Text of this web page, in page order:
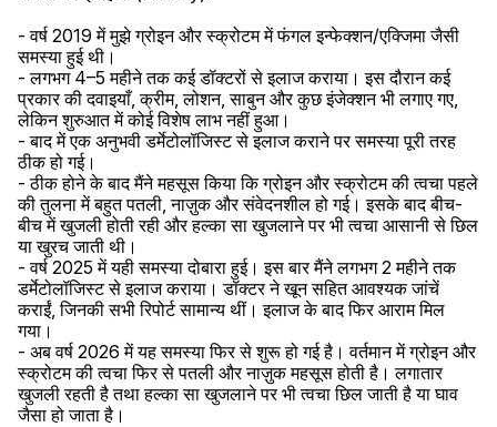
- वर्ष 2019 में मुझे ग्रोइन और स्क्रोटम में फंगल इन्फेक्शन/एक्जिमा जैसी
समस्या हुई थी।
- लगभग 4–5 महीने तक कई डॉक्टरों से इलाज कराया। इस दौरान कई
प्रकार की दवाइयाँ, क्रीम, लोशन, साबुन और कुछ इंजेक्शन भी लगाए गए,
लेकिन शुरुआत में कोई विशेष लाभ नहीं हुआ।
- बाद में एक अनुभवी डर्मेटोलॉजिस्ट से इलाज कराने पर समस्या पूरी तरह
ठीक हो गई।
- ठीक होने के बाद मैंने महसूस किया कि ग्रोइन और स्क्रोटम की त्वचा पहले
की तुलना में बहुत पतली, नाज़ुक और संवेदनशील हो गई। इसके बाद बीच-
बीच में खुजली होती रही और हल्का सा खुजलाने पर भी त्वचा आसानी से छिल
या खुरच जाती थी।
- वर्ष 2025 में यही समस्या दोबारा हुई। इस बार मैंने लगभग 2 महीने तक
डर्मेटोलॉजिस्ट से इलाज कराया। डॉक्टर ने खून सहित आवश्यक जांचें
कराईं, जिनकी सभी रिपोर्ट सामान्य थीं। इलाज के बाद फिर आराम मिल
गया।
- अब वर्ष 2026 में यह समस्या फिर से शुरू हो गई है। वर्तमान में ग्रोइन और
स्क्रोटम की त्वचा फिर से पतली और नाज़ुक महसूस होती है। लगातार
खुजली रहती है तथा हल्का सा खुजलाने पर भी त्वचा छिल जाती है या घाव
जैसा हो जाता है।